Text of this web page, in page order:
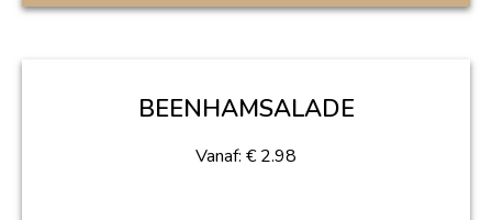
BEENHAMSALADE
Vanaf: € 2.98